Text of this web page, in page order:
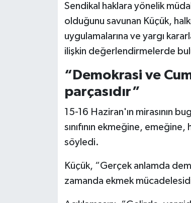
Sendikal haklara yönelik
olduğunu savunan Küçük,
uygulamalarına ve yargı
ilişkin değerlendirmelerde
“Demokrasi ve
parçasıdır”
15-16 Haziran'ın mirasının
sınıfının ekmeğine,
söyledi.
Küçük, “Gerçek anlamda
zamanda ekmek